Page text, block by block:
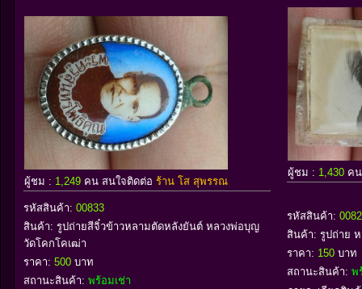
ผู้ชม : 1,249 คน สนใจติดต่อ ร้าน โส สุพรรณ
ผู้ชม : 1,430 ค
รหัสสินค้า: 00833
สินค้า: รูปถ่ายสีจิ๋วข้าวหลามตัดหลังยันต์ หลวงพ่อบุญ
วัดโคกโคเฒ่า
ราคา: 500 บาท
สถานะสินค้า: พร้อมเช่า
รหัสสินค้า:
สินค้า: รูปถ่าย
ราคา: 150 บาท
สถานะสินค้า: พ